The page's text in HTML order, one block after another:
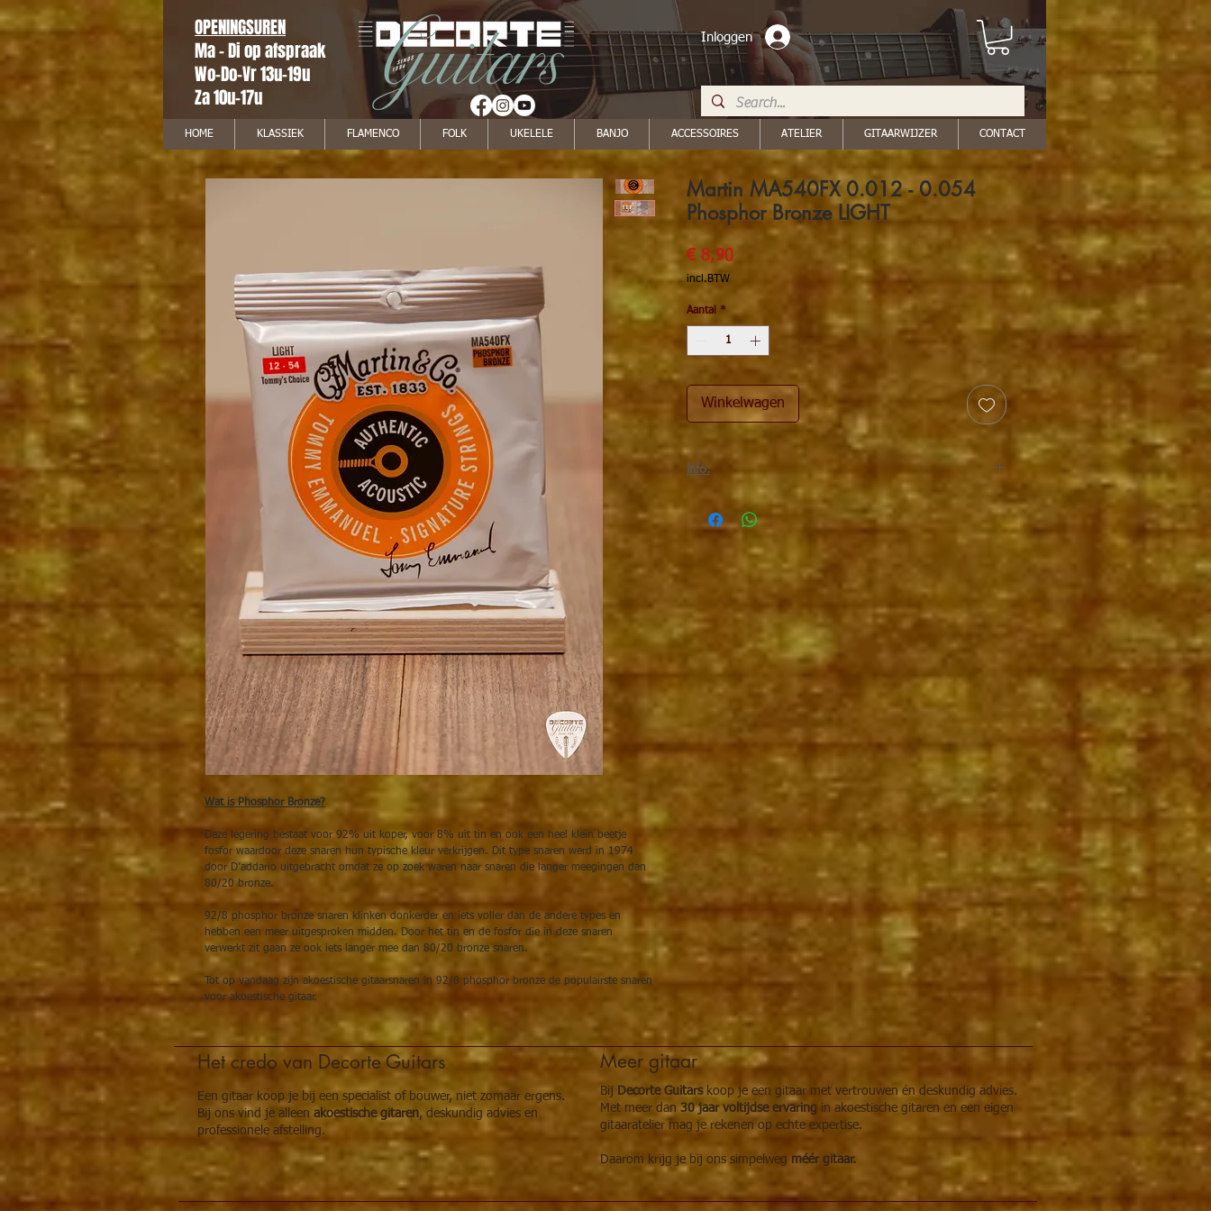
OPENINGSUREN
Ma - Di op afspraak
Wo-Do-Vr 13u-19u
Za 10u-17u
Inloggen
HOME KLASSIEK FLAMENCO FOLK UKELELE BANJO ACCESSOIRES ATELIER GITAARWIJZER CONTACT
Wat is Phosphor Bronze?
Deze legering bestaat voor 92% uit koper, voor 8% uit tin en ook een heel klein beetje
fosfor waardoor deze snaren hun typische kleur verkrijgen. Dit type snaren werd in 1974
door D’addario uitgebracht omdat ze op zoek waren naar snaren die langer meegingen dan
80/20 bronze.
92/8 phosphor bronze snaren klinken donkerder en iets voller dan de andere types en
hebben een meer uitgesproken midden. Door het tin en de fosfor die in deze snaren
verwerkt zit gaan ze ook iets langer mee dan 80/20 bronze snaren.
Tot op vandaag zijn akoestische gitaarsnaren in 92/8 phosphor bronze de populairste snaren
voor akoestische gitaar.
Martin MA540FX 0.012 - 0.054
Phosphor Bronze LIGHT
€ 8,90Prijs
incl.BTW
Aantal *
Winkelwagen
Info:
Folkgitaar snaren van C.F. Martin & Co.
Custom Light, Phosphor Bronze
Diameters: 0.012 / 0.016 / 0.025 / 0.032 / 0.042 / 0.054
Het credo van Decorte Guitars
Een gitaar koop je bij een specialist of bouwer, niet zomaar ergens.
Bij ons vind je alleen akoestische gitaren, deskundig advies en
professionele afstelling.
Meer gitaar
Bij Decorte Guitarskoop je een gitaar met vertrouwen én deskundig advies.
Met meer dan30 jaar voltijdse ervaring in akoestische gitaren en een eigen
gitaaratelier mag je rekenen op echte expertise.
Daarom krijg je bij ons simpelweg méér gitaar.